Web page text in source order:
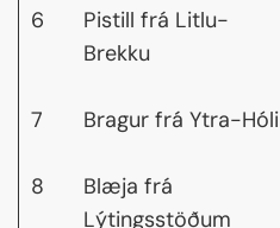
6
Pistill frá Litlu-
Brekku
7 Bragur frá Ytra-Hóli
8
Blæja frá
Lýtingsstöðum